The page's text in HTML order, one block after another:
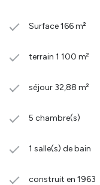
Surface 166 m²
terrain 1 100 m²
séjour 32,88 m²
5 chambre(s)
1 salle(s) de bain
construit en 1963